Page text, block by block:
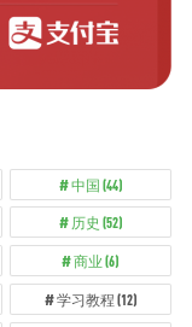
中国 (44)
历史 (52)
商业 (6)
学习教程 (12)